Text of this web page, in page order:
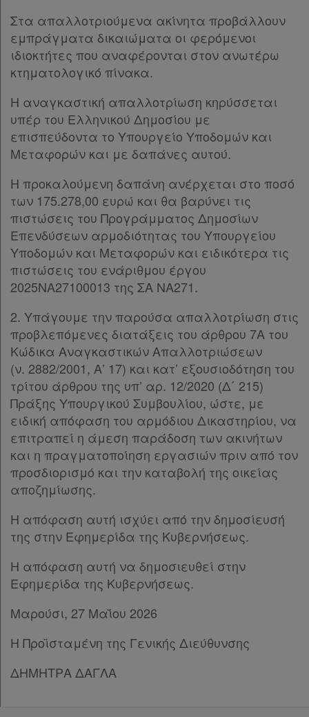
Στα απαλλοτριούμενα ακίνητα προβάλλουν
εμπράγματα δικαιώματα οι φερόμενοι
ιδιοκτήτες που αναφέρονται στον ανωτέρω
κτηματολογικό πίνακα.
Η αναγκαστική απαλλοτρίωση κηρύσσεται
υπέρ του Ελληνικού Δημοσίου με
επισπεύδοντα το Υπουργείο Υποδομών και
Μεταφορών και με δαπάνες αυτού.
Η προκαλούμενη δαπάνη ανέρχεται στο ποσό
των 175.278,00 ευρώ και θα βαρύνει τις
πιστώσεις του Προγράμματος Δημοσίων
Επενδύσεων αρμοδιότητας του Υπουργείου
Υποδομών και Μεταφορών και ειδικότερα τις
πιστώσεις του ενάριθμου έργου
2025ΝΑ27100013 της ΣΑ ΝΑ271.
2. Υπάγουμε την παρούσα απαλλοτρίωση στις
προβλεπόμενες διατάξεις του άρθρου 7Α του
Κώδικα Αναγκαστικών Απαλλοτριώσεων
(ν. 2882/2001, Α’ 17) και κατ’ εξουσιοδότηση του
τρίτου άρθρου της υπ’ αρ. 12/2020 (Δ΄ 215)
Πράξης Υπουργικού Συμβουλίου, ώστε, με
ειδική απόφαση του αρμόδιου Δικαστηρίου, να
επιτραπεί η άμεση παράδοση των ακινήτων
και η πραγματοποίηση εργασιών πριν από τον
προσδιορισμό και την καταβολή της οικείας
αποζημίωσης.
Η απόφαση αυτή ισχύει από την δημοσίευσή
της στην Εφημερίδα της Κυβερνήσεως.
Η απόφαση αυτή να δημοσιευθεί στην
Εφημερίδα της Κυβερνήσεως.
Μαρούσι, 27 Μαΐου 2026
Η Προϊσταμένη της Γενικής Διεύθυνσης
ΔΗΜΗΤΡΑ ΔΑΓΛΑ